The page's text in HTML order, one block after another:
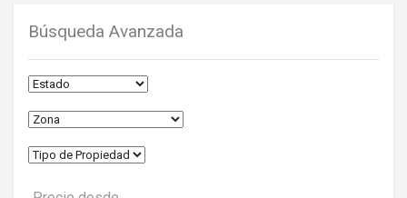
Búsqueda Avanzada